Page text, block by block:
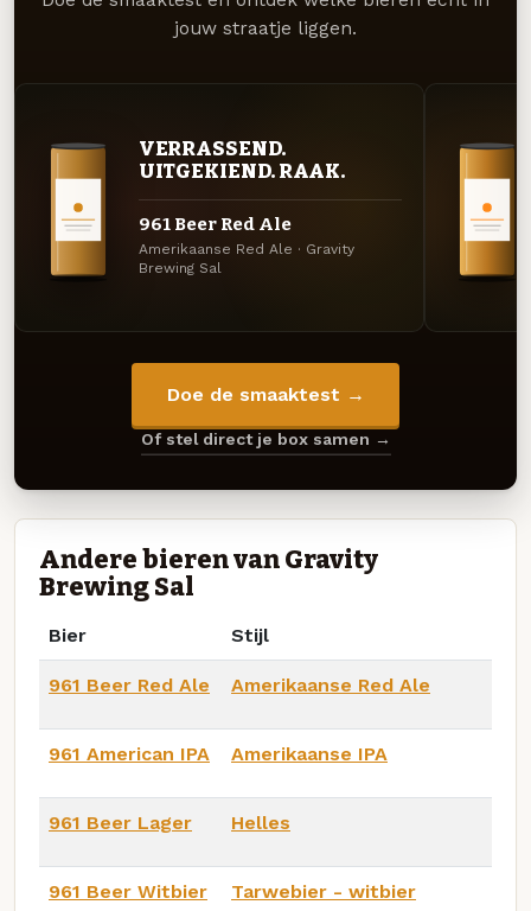
jouw straatje liggen.
VERRASSEND.
UITGEKIEND. RAAK.
961 Beer Red Ale
Amerikaanse Red Ale · Gravity
Brewing Sal
Doe de smaaktest →
Of stel direct je box samen →
Andere bieren van Gravity
Brewing Sal
Bier Stijl
961 Beer Red Ale Amerikaanse Red Ale
961 American IPA Amerikaanse IPA
961 Beer Lager Helles
961 Beer Witbier Tarwebier - witbier